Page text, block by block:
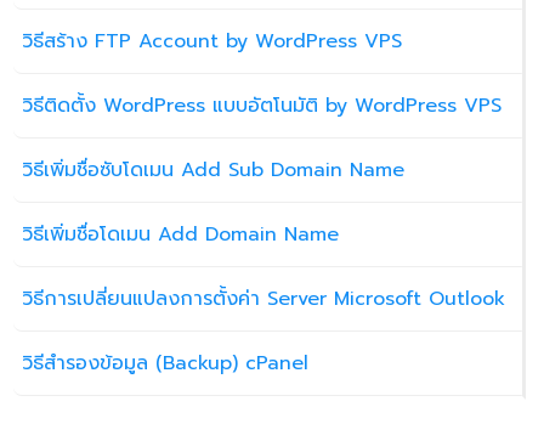
วิธีสร้าง FTP Account by WordPress VPS
วิธีติดตั้ง WordPress แบบอัตโนมัติ by WordPress VPS
วิธีเพิ่มชื่อซับโดเมน Add Sub Domain Name
วิธีเพิ่มชื่อโดเมน Add Domain Name
วิธีการเปลี่ยนแปลงการตั้งค่า Server Microsoft Outlook
วิธีสำรองข้อมูล (Backup) cPanel